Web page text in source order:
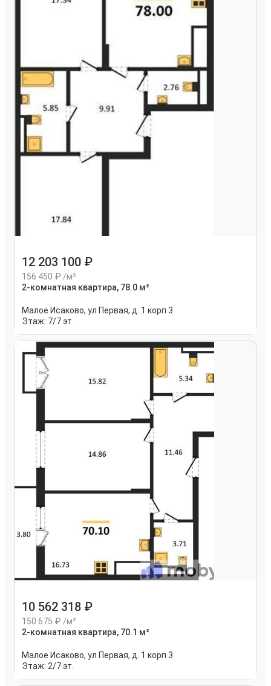
12 203 100
156 450
/м²
2-комнатная квартира, 78.0 м²
Малое Исаково, ул Первая, д. 1 корп 3
Этаж: 7/7 эт.
10 562 318
150 675
/м²
2-комнатная квартира, 70.1 м²
Малое Исаково, ул Первая, д. 1 корп 3
Этаж: 2/7 эт.